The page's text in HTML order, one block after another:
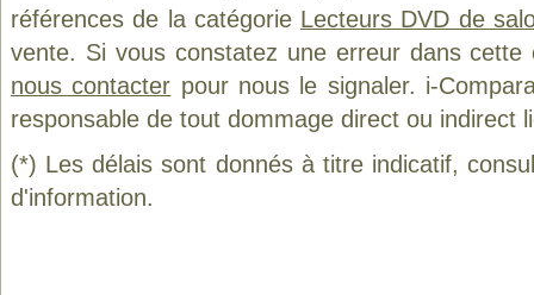
références de la catégorie Lecteurs DVD de
vente. Si vous constatez une erreur dans
nous contacter pour nous le signaler. i-
responsable de tout dommage direct ou indirect
(*) Les délais sont donnés à titre indicatif,
d'information.